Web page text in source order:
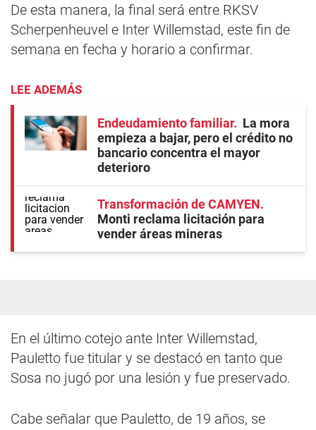
De esta manera, la final será entre RKSV
Scherpenheuvel e Inter Willemstad, este fin de
semana en fecha y horario a confirmar.
LEE ADEMÁS
Endeudamiento familiar
La mora
empieza a bajar, pero el crédito no
bancario concentra el mayor
deterioro
Transformación de CAMYEN
Monti reclama licitación para
vender áreas mineras
En el último cotejo ante Inter Willemstad,
Pauletto fue titular y se destacó en tanto que
Sosa no jugó por una lesión y fue preservado.
Cabe señalar que Pauletto, de 19 años, se